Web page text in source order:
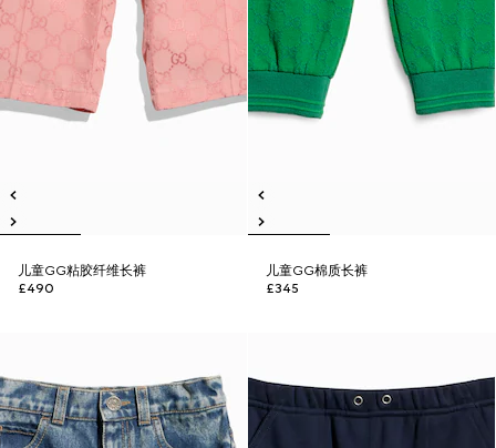
儿童GG粘胶纤维长裤
£490
儿童GG棉质长裤
£345